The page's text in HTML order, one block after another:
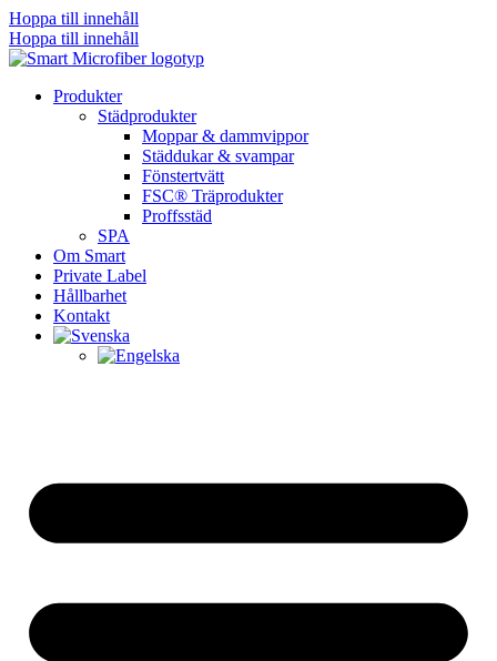
Hoppa till innehåll
Hoppa till innehåll
Produkter
Städprodukter
Moppar & dammvippor
Städdukar & svampar
Fönstertvätt
FSC® Träprodukter
Proffsstäd
SPA
Om Smart
Private Label
Hållbarhet
Kontakt